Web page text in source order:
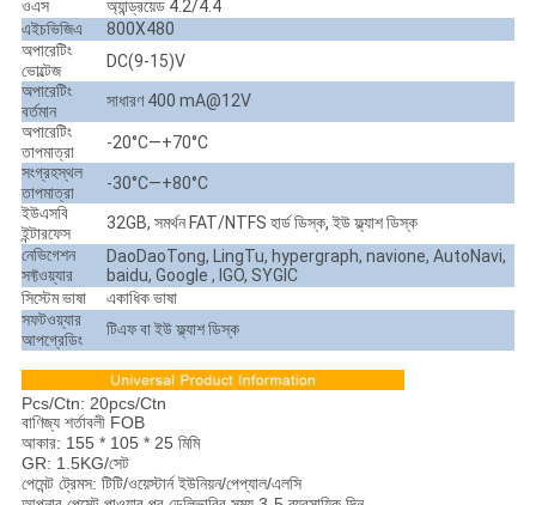
ওএস
অ্যান্ড্রয়েড 4.2/4.4
এইচভিজিএ
800X480
অপারেটিং
ভোল্টেজ
DC(9-15)V
অপারেটিং
বর্তমান
সাধারণ 400 mA@12V
অপারেটিং
তাপমাত্রা
-20°C—+70°C
সংগ্রহস্থল
তাপমাত্রা
-30°C—+80°C
ইউএসবি
ইন্টারফেস
32GB, সমর্থন FAT/NTFS হার্ড ডিস্ক, ইউ ফ্ল্যাশ ডিস্ক
নেভিগেশন
সফ্টওয়্যার
DaoDaoTong, LingTu, hypergraph, navione, AutoNavi,
baidu, Google , IGO, SYGIC
সিস্টেম ভাষা
একাধিক ভাষা
সফটওয়্যার
আপগ্রেডিং
টিএফ বা ইউ ফ্ল্যাশ ডিস্ক
Pcs/Ctn: 20pcs/Ctn
বাণিজ্য শর্তাবলী FOB
আকার: 155 * 105 * 25 মিমি
GR: 1.5KG/সেট
পেমেন্ট ট্রেমস: টিটি/ওয়েস্টার্ন ইউনিয়ন/পেপ্যাল/এলসি